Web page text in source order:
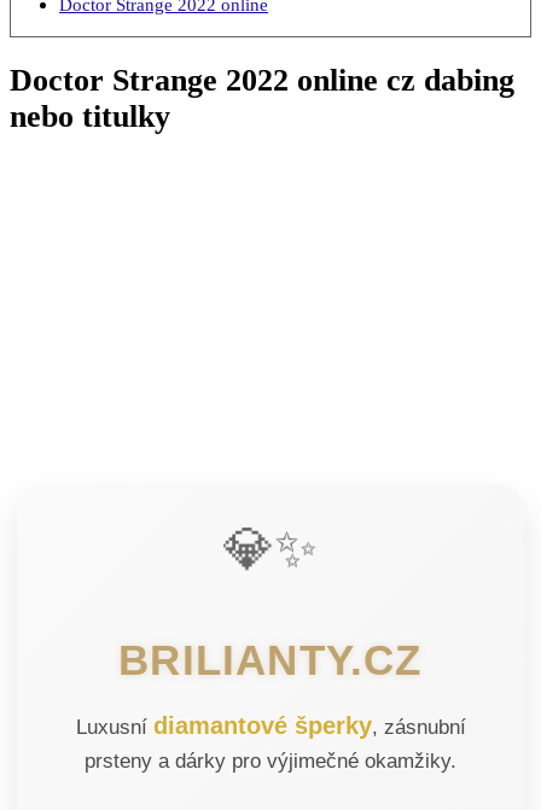
Doctor Strange 2022 online cz dabing
nebo titulky
💎✨
BRILIANTY.CZ
Luxusní diamantové šperky, zásnubní
prsteny a dárky pro výjimečné okamžiky.